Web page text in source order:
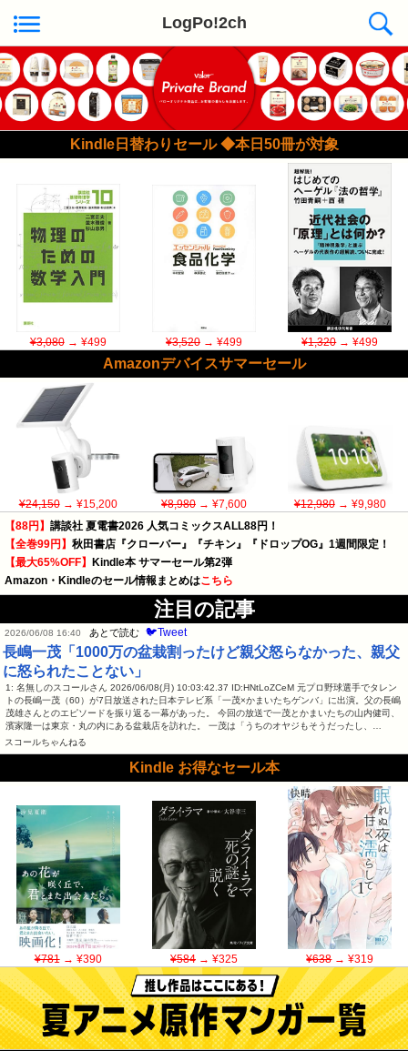
LogPo!2ch
Kindle日替わりセール ◆本日50冊が対象
¥3,080→ ¥499 ¥3,520→ ¥499 ¥1,320→ ¥499
Amazonデバイスサマーセール
¥24,150→ ¥15,200 ¥8,980→ ¥7,600 ¥12,980→ ¥9,980
【88円】 講談社 夏電書2026 人気コミックスALL88円！
【全巻99円】 秋田書店『クローバー』『チキン』『ドロップOG』1週間限定！
【最大65%OFF】 Kindle本 サマーセール第2弾
Amazon・Kindleのセール情報まとめはこちら
注目の記事
2026/06/08 16:40 あとで読む 🐦Tweet
長嶋一茂「1000万の盆栽割ったけど親父怒らなかった、親父
に怒られたことない」
1: 名無しのスコールさん 2026/06/08(月) 10:03:42.37 ID:HNtLoZCeM 元プロ野球選手でタレン
トの長嶋一茂（60）が7日放送された日本テレビ系「一茂×かまいたちゲンバ」に出演。父の長嶋
茂雄さんとのエピソードを振り返る一幕があった。 今回の放送で一茂とかまいたちの山内健司、
濱家隆一は東京・丸の内にある盆栽店を訪れた。 一茂は「うちのオヤジもそうだったし、…
スコールちゃんねる
Kindle お得なセール本
¥781→ ¥390 ¥584→ ¥325 ¥638→ ¥319